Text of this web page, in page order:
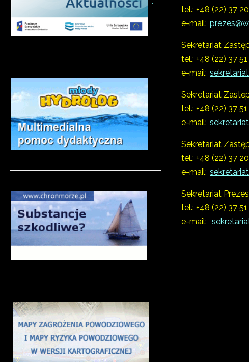
tel.: +48 (22) 37
e-mail:
Sekretariat
tel.: +48 (22) 37
e-mail:
Sekretariat
tel.: +48 (22) 37
e-mail:
Sekretariat
tel.: +48 (22) 37
e-mail:
Sekretariat
tel.: +48 (22) 37
e-mail: